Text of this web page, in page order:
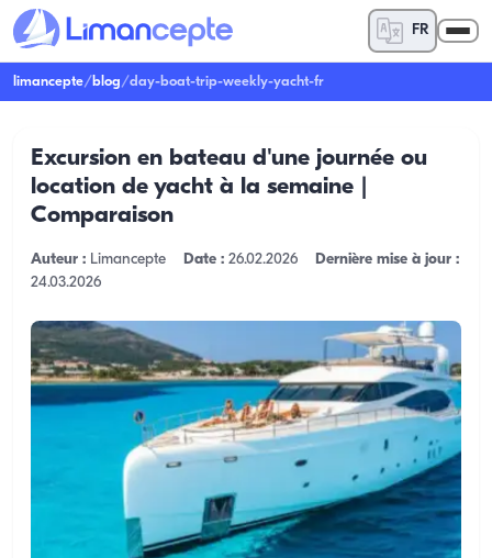
FR
limancepte/blog/day-boat-trip-weekly-yacht-fr
Excursion en bateau d'une journée ou
location de yacht à la semaine |
Comparaison
Auteur : Limancepte Date : 26.02.2026
Dernière mise à jour :
24.03.2026